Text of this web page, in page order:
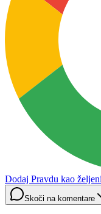
Dodaj Pravdu kao
Skoči na komentare